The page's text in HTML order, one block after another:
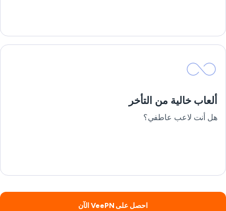
ألعاب خالية من التأخر
هل أنت لاعب عاطفي؟
احصل على VeePN الآن